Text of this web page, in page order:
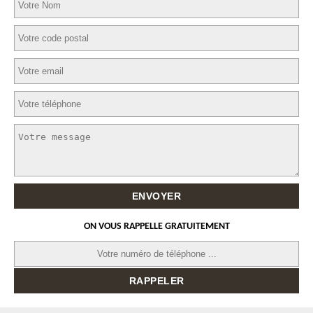
ON VOUS RAPPELLE GRATUITEMENT